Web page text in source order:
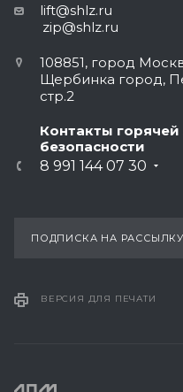
lift@shlz.ru
zip@shlz.ru
108851, город
Щербинка город,
стр.2
Контакты
безопасности
8 991 144 07 30
ПОДПИСКА НА РАССЫЛКУ
ВЕРСИЯ ДЛЯ ПЕЧАТИ